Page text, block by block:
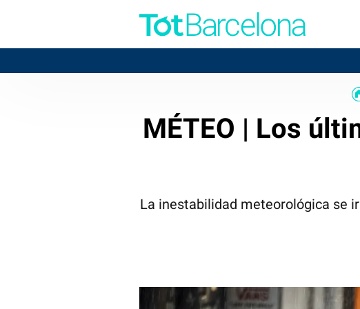
MÉTEO | Los
La inestabilidad meteorológica se